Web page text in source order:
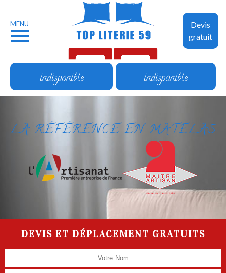
Devis
gratuit
MENU
indisponible indisponible
LA RÉFÉRENCE EN MATELAS
DEVIS ET DÉPLACEMENT GRATUITS